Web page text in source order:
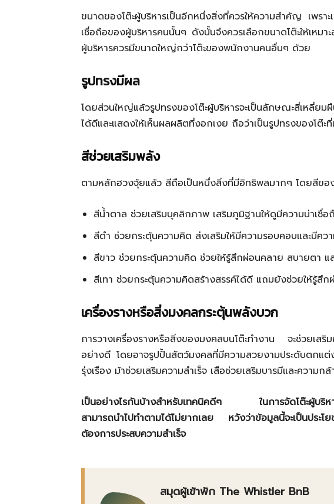
ขนาดของโต๊ะผู้บริหารเป็นอีกหนึ่งสิ่งที่ควรให้ความสำคัญ เพร
เชื่อถือของผู้บริหารคนนั้นๆ ดังนั้นจึงควรเลือกขนาดโต๊ะให้เหม
ผู้บริหารควรมีขนาดใหญ่กว่าโต๊ะของพนักงานคนอื่นๆ ด้วย
รูปทรงมีผล
โดยส่วนใหญ่แล้วรูปทรงของโต๊ะผู้บริหารจะเป็นลักษณะสี่เหลี่
ได้ดีและแสดงให้เห็นผลผลิตที่งอกเงย ถือว่าเป็นรูปทรงของโต๊ะ
สีช่วยเสริมพลัง
ตามหลักฮวงจุ้ยแล้ว สีถือเป็นหนึ่งสิ่งที่มีอิทธิพลมากๆ โดยสีของ
สีน้ำตาล ช่วยเสริมบุคลิกภาพ เสริมภูมิฐานให้ดูมีความน่าเชื่อ
สีดำ ช่วยกระตุ้นความคิด ส่งเสริมให้มีความรอบคอบและมีคว
สีขาว ช่วยกระตุ้นความคิด ช่วยให้รู้สึกผ่อนคลาย สบายตา แ
สีเทา ช่วยกระตุ้นความคิดสร้างสรรค์ได้ดี แถมยังช่วยให้รู้สึ
เครื่องรางหรือสิ่งมงคลกระตุ้นพลังบวก
การวางเครื่องรางหรือสิ่งของมงคลบนโต๊ะทำงาน จะช่วยเสริม
อย่างดี โดยอาจรูปปั้นสัตว์มงคลที่มีความสวยงามประดับตกแต่
รุ่งเรือง ม้าช่วยเสริมความสำเร็จ เสือช่วยเสริมบารมีและความ
เป็นอย่างไรกันบ้างสำหรับเทคนิคดีๆ ในการจัดโต๊ะผู้บริหา
สามารถนำไปทำตามได้ไม่ยากเลย หวังว่าข้อมูลนี้จะเป็นประโ
ต้องการประสบความสำเร็จ
สมุดผู้เข้าพัก The Whistler BnB